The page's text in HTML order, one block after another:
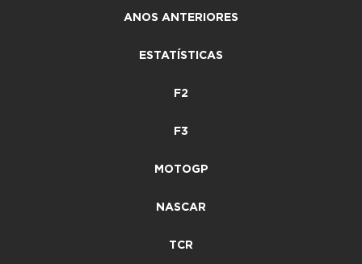
ANOS ANTERIORES
ESTATÍSTICAS
F2
F3
MOTOGP
NASCAR
TCR